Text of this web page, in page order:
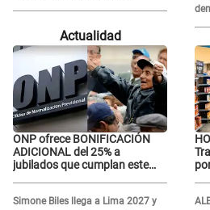
indebidos: "Pido respetar la
Actualidad
ONP ofrece BONIFICACIÓN
ADICIONAL del 25% a
jubilados que cumplan este
Simone Biles llega a Lima 2027 y